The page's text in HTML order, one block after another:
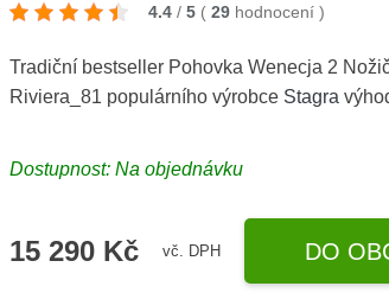
4.4 / 5 ( 29 hodnocení)
Tradiční bestseller Pohovka Wenecja 2
Riviera_81 populárního výrobce Stagra
Dostupnost: Na objednávku
15 290 Kč vč. DPH DO